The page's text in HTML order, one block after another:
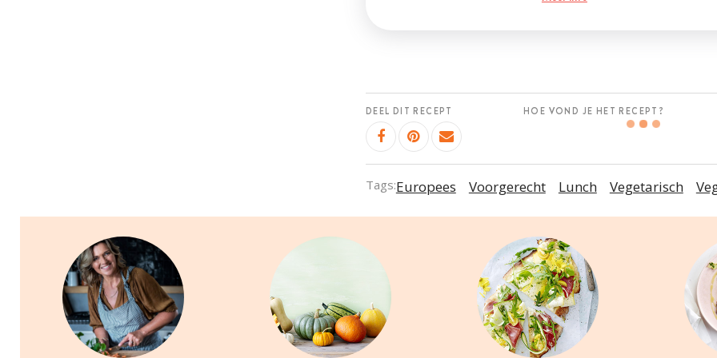
DEEL DIT RECEPT HOE VOND JE HET RECEPT?
Tags:Europees Voorgerecht Lunch Vegetarisch